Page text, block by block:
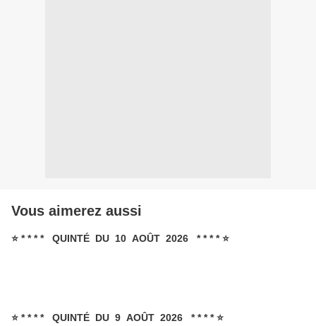
Vous aimerez aussi
⭐ * * * * QUINTÉ DU 10 AOÛT 2026 * * * * ⭐
⭐ * * * * QUINTÉ DU 9 AOÛT 2026 * * * * ⭐